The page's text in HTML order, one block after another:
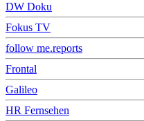
DW Doku
Fokus TV
follow me.reports
Frontal
Galileo
HR Fernsehen